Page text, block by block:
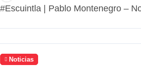
#Escuintla | Pablo Montenegro –
Noticias